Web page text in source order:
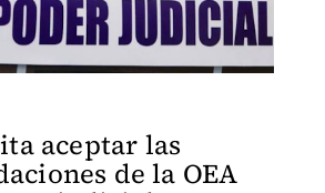
aceptar las
de la OEA